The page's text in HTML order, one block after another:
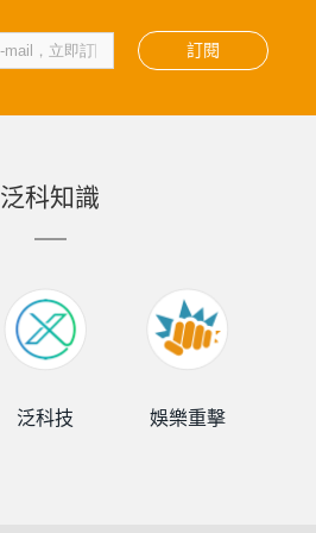
訂閱
泛科知識
泛科技 娛樂重擊